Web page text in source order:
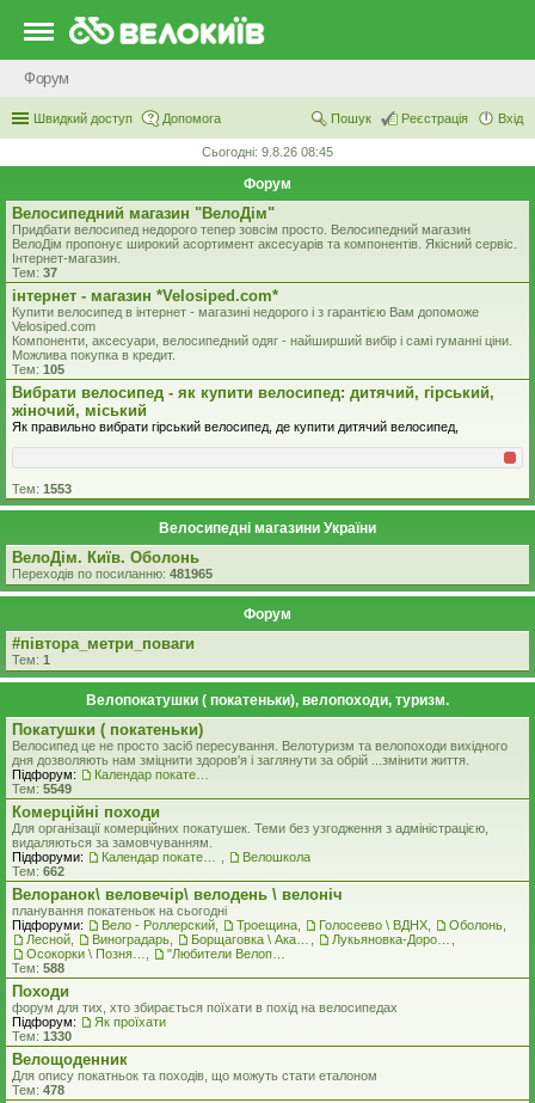
Форум
Швидкий доступ Допомога Вхід
Реєстрація
Пошук
Сьогодні: 9.8.26 08:45
Форум
Велосипедний магазин "ВелоДім"
Придбати велосипед недорого тепер зовсім просто. Велосипедний магазин
ВелоДім пропонує широкий асортимент аксесуарів та компонентів. Якісний сервіс.
Інтернет-магазин.
Тем: 37
iнтернет - магазин *Velosiped.com*
Купити велосипед в інтернет - магазині недорого і з гарантією Вам допоможе
Velosiped.com
Компоненти, аксесуари, велосипедний одяг - найширший вибір і самі гуманні ціни.
Можлива покупка в кредит.
Тем: 105
Вибрати велосипед - як купити велосипед: дитячий, гірський,
жіночий, міський
Як правильно вибрати гірський велосипед, де купити дитячий велосипед,
Тем: 1553
Велосипедні магазини України
ВелоДім. Київ. Оболонь
Переходів по посиланню: 481965
Форум
#‎пiвтора_метри_поваги‬
Тем: 1
Велопокатушки ( покатеньки), велопоходи, туризм.
Покатушки ( покатеньки)
Велосипед це не просто засіб пересування. Велотуризм та велопоходи вихідного
дня дозволяють нам зміцнити здоров'я і заглянути за обрій ...змінити життя.
Підфорум:
Тем: 5549
Комерцiйнi походи
Для організації комерційних покатушек. Теми без узгодження з адміністрацією,
видаляються за замовчуванням.
Підфоруми:
Велошкола
Тем: 662
Велоранок\ веловечір\ велодень \ велоніч
планування покатеньок на сьогодні
Підфоруми:
Вело - Роллерский Троещина Голосеево \ ВДНХ Оболонь
Лесной
Виноградарь
Тем: 588
Походи
форум для тих, хто збирається поїхати в похід на велосипедах
Підфорум:
Як проїхати
Тем: 1330
Велощоденник
Для опису покатньок та походів, що можуть стати еталоном
Тем: 478